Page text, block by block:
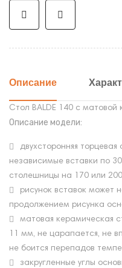
Описание
Стол BALDE 140 с
Описание модели:
двухсторонняя
независимые вставки по
столешницы на 170 или
рисунок вставок может
продолжением рисунка
матовая керамическая
11 мм, не царапается, не
не боится перепадов
закругленные углы